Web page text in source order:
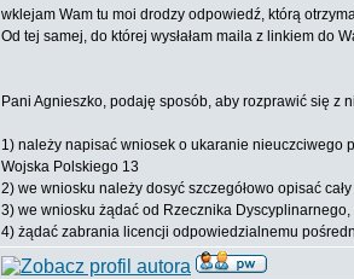
wklejam Wam tu moi drodzy odpowiedź, którą
Od tej samej, do której wysłałam maila z linkiem do
Pani Agnieszko, podaję sposób, aby rozprawić się z
1) należy napisać wniosek o ukaranie nieuczciwego
Wojska Polskiego 13
2) we wniosku należy dosyć szczegółowo opisać
3) we wniosku żądać od Rzecznika
4) żądać zabrania licencji odpowiedzialnemu